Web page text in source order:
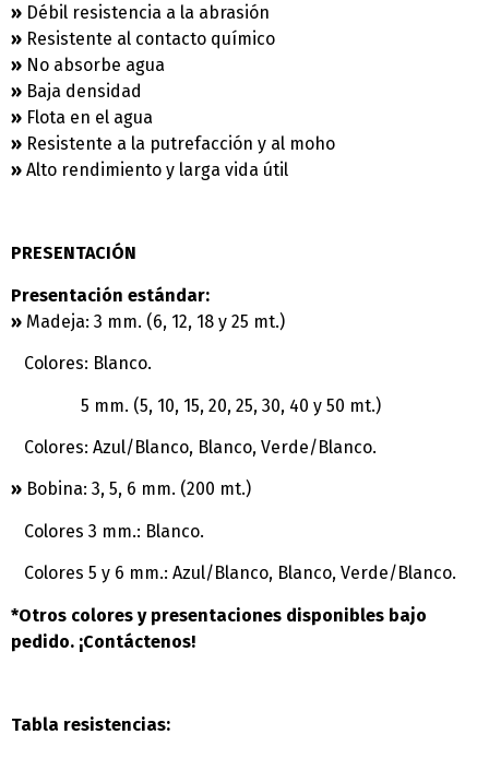
» Débil resistencia a la abrasión
» Resistente al contacto químico
» No absorbe agua
» Baja densidad
» Flota en el agua
» Resistente a la putrefacción y al moho
» Alto rendimiento y larga vida útil
PRESENTACIÓN
Presentación estándar:
» Madeja: 3 mm. (6, 12, 18 y 25 mt.)
Colores: Blanco.
5 mm. (5, 10, 15, 20, 25, 30, 40 y 50 mt.)
Colores: Azul/Blanco, Blanco, Verde/Blanco.
» Bobina: 3, 5, 6 mm. (200 mt.)
Colores 3 mm.: Blanco.
Colores 5 y 6 mm.: Azul/Blanco, Blanco, Verde/Blanco.
*Otros colores y presentaciones disponibles bajo
pedido. ¡Contáctenos!
Tabla resistencias: